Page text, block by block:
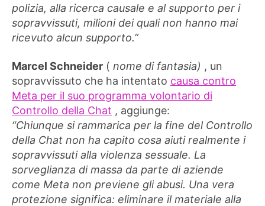
polizia, alla ricerca causale e al supporto per i
sopravvissuti, milioni dei quali non hanno mai
ricevuto alcun supporto.”
Marcel Schneider ( nome di fantasia) , un
sopravvissuto che ha intentato causa contro
Meta per il suo programma volontario di
Controllo della Chat , aggiunge:
“Chiunque si rammarica per la fine del Controllo
della Chat non ha capito cosa aiuti realmente i
sopravvissuti alla violenza sessuale. La
sorveglianza di massa da parte di aziende
come Meta non previene gli abusi. Una vera
protezione significa: eliminare il materiale alla